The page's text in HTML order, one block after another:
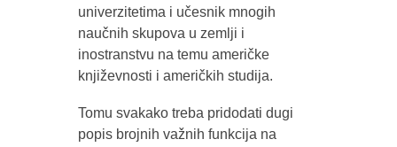
univerzitetima i učesnik mnogih
naučnih skupova u zemlji i
inostranstvu na temu američke
književnosti i američkih studija.
Tomu svakako treba pridodati dugi
popis brojnih važnih funkcija na